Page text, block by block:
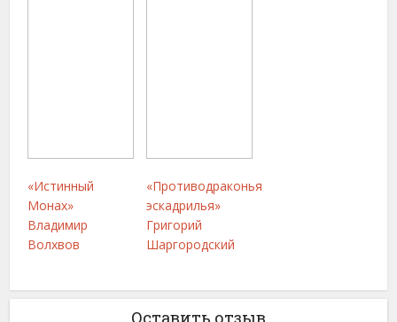
«Истинный
Монах»
Владимир
Волхвов
«Противодраконья
эскадрилья»
Григорий
Шаргородский
Оставить отзыв